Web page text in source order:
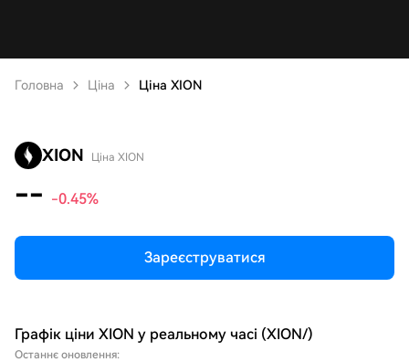
Головна Ціна Ціна XION
XION Ціна XION
-- -0.45%
Зареєструватися
Графік ціни XION у реальному часі (XION/)
Останнє оновлення: